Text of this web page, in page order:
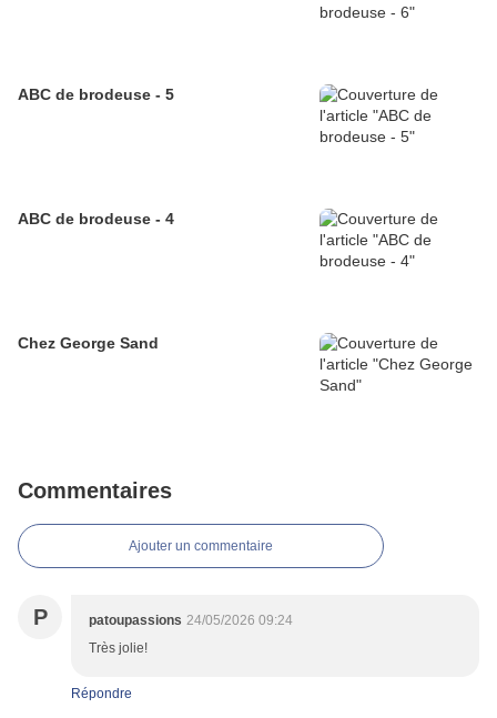
ABC de brodeuse - 5
ABC de brodeuse - 4
Chez George Sand
Commentaires
Ajouter un commentaire
P patoupassions 24/05/2026 09:24
Très jolie!
Répondre